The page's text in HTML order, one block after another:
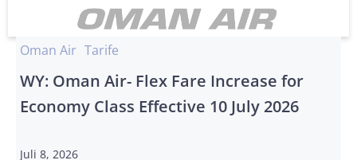
Oman Air Tarife
WY: Oman Air- Flex Fare Increase for
Economy Class Effective 10 July 2026
Juli 8, 2026